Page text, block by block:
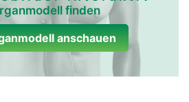
finden
anschauen